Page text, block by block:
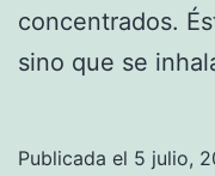
concentrados.
sino que se
Publicada el 5 julio,